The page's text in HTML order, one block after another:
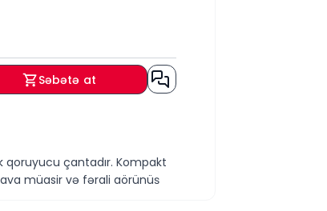
Səbətə at
qoruyucu çantadır. Kompakt
müasir və fərqli görünüş